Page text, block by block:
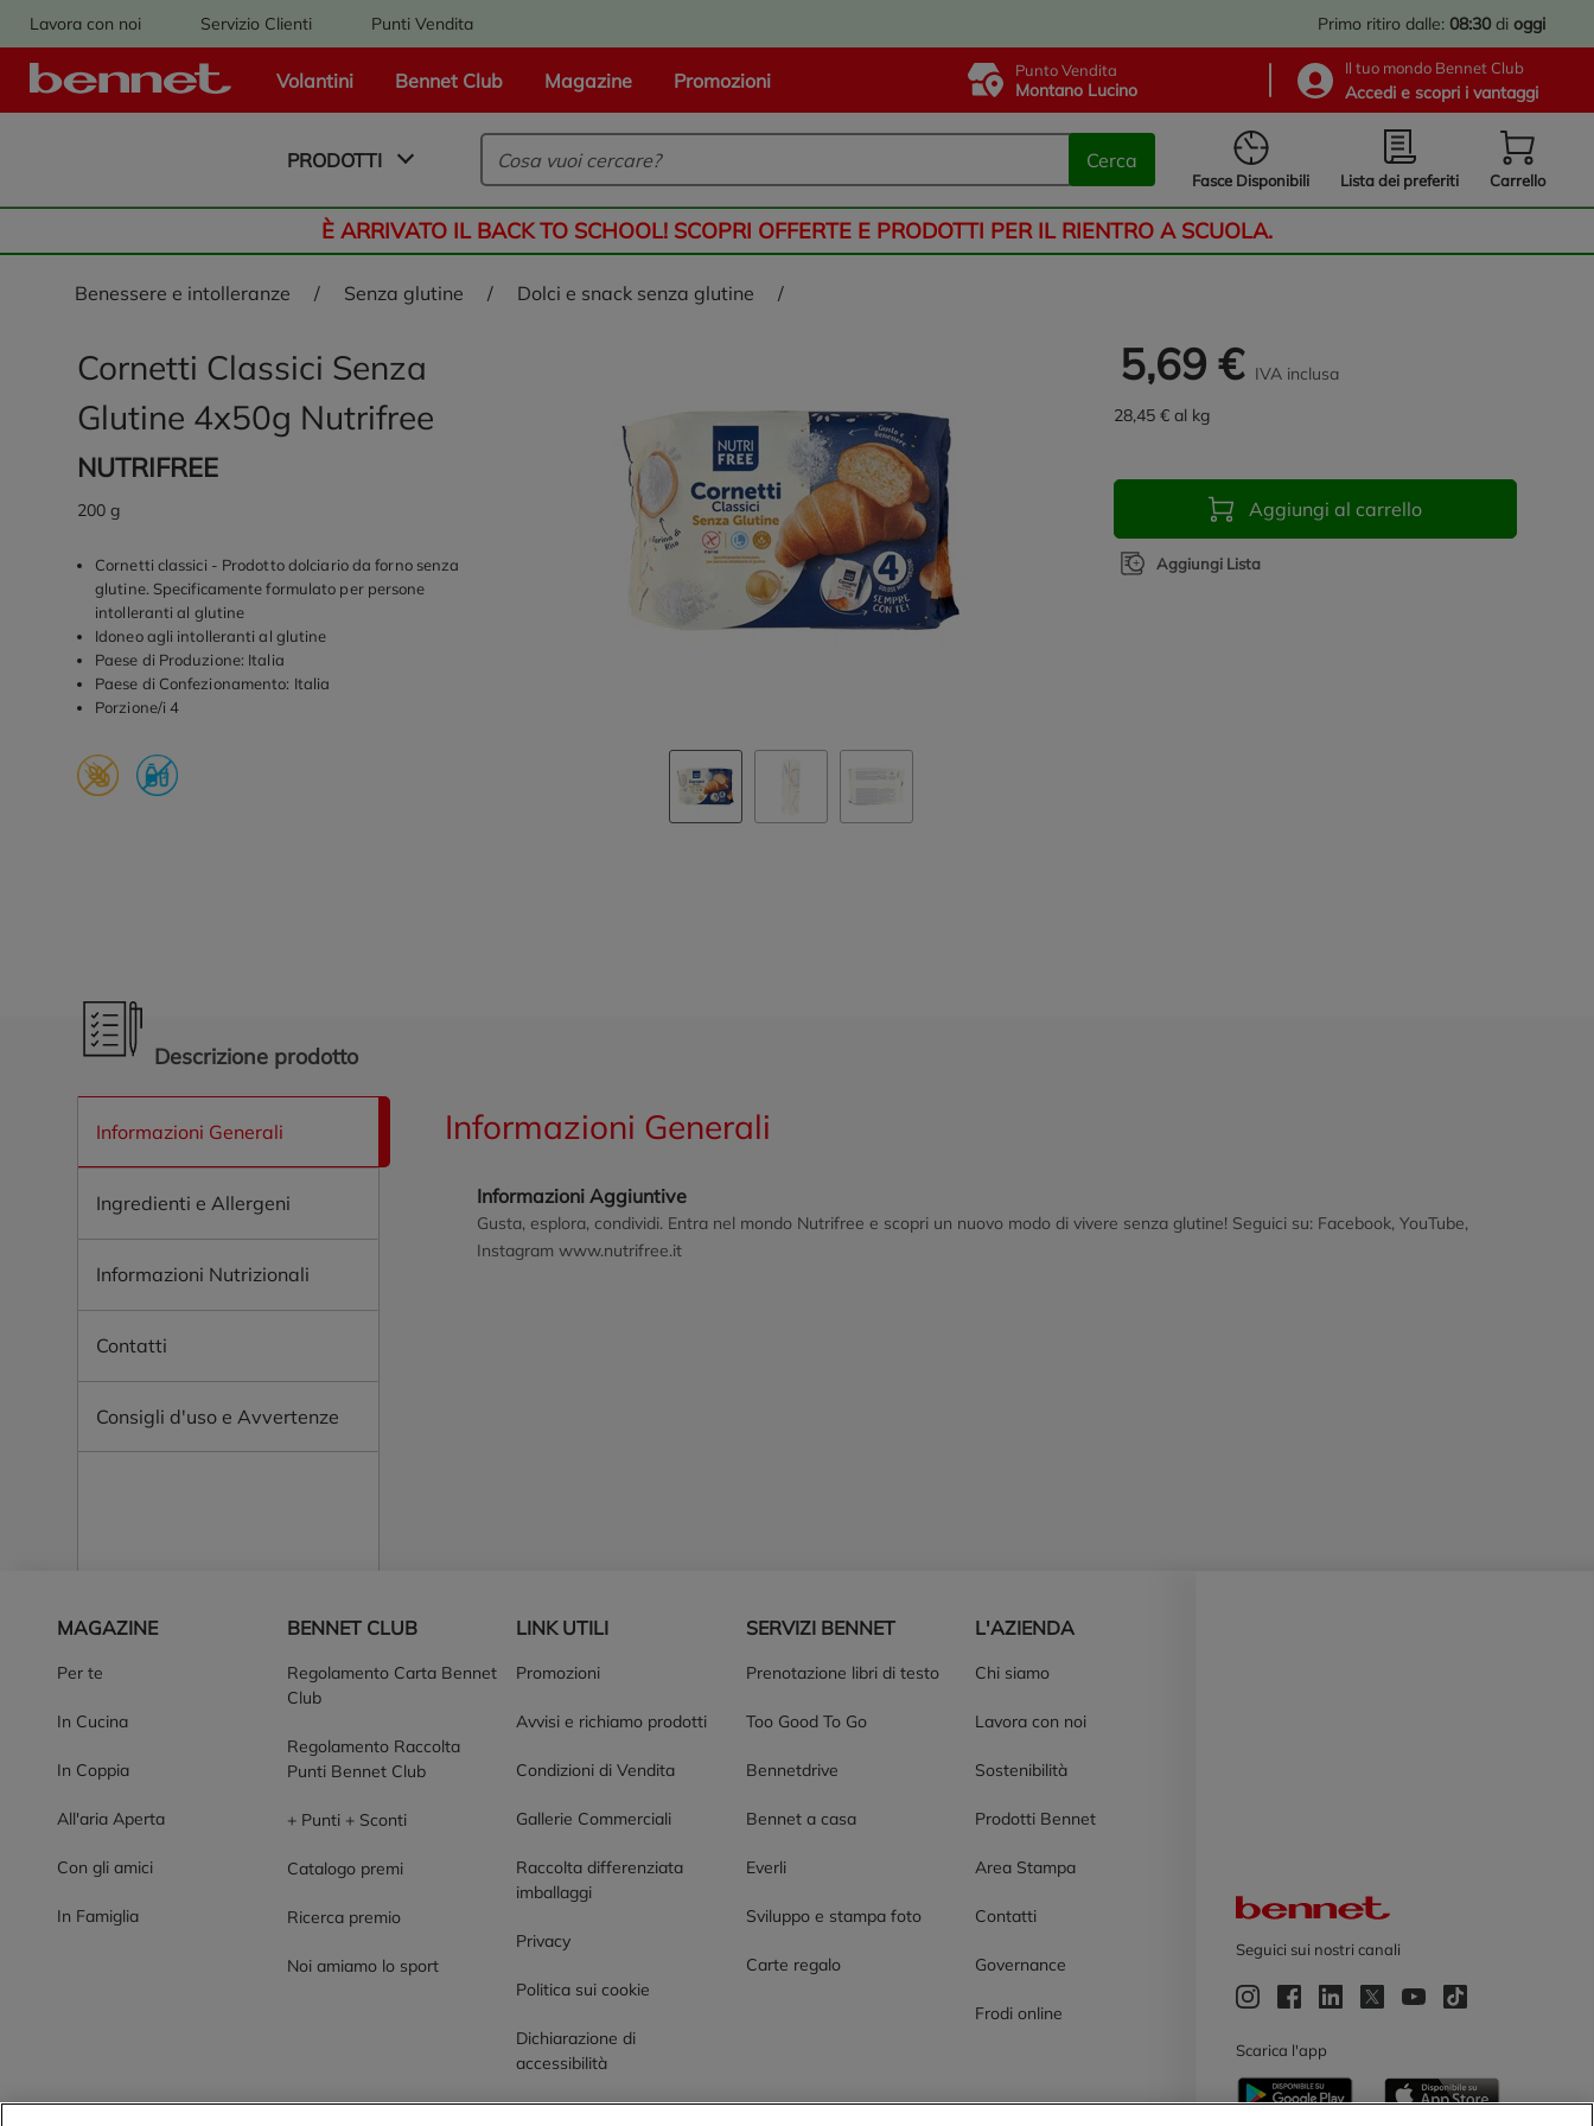
Lavora con noi Servizio Clienti Punti Vendita Primo ritiro dalle: 08:30 di oggi
Volantini Bennet Club Magazine Promozioni Punto Vendita
Montano Lucino
Il tuo mondo Bennet Club
Accedi e scopri i vantaggi
Logo Bennet - Torna alla homepage
PRODOTTI Cerca
Fasce Disponibili Lista dei preferiti Carrello
È ARRIVATO IL BACK TO SCHOOL! SCOPRI OFFERTE E PRODOTTI PER IL RIENTRO A SCUOLA.
benessere e intolleranze / senza glutine / dolci e snack senza glutine /
Cornetti Classici Senza
Glutine 4x50g Nutrifree
NUTRIFREE
200 g
Cornetti classici - Prodotto dolciario da forno senza
glutine. Specificamente formulato per persone
intolleranti al glutine
Idoneo agli intolleranti al glutine
Paese di Produzione: Italia
Paese di Confezionamento: Italia
Porzione/i 4
5,69 € IVA inclusa
28,45 € al kg
Aggiungi al carrello
Aggiungi Lista
Descrizione prodotto
Informazioni Generali
Ingredienti e Allergeni
Informazioni Nutrizionali
Contatti
Consigli d'uso e Avvertenze
Informazioni Generali
Informazioni Aggiuntive
Gusta, esplora, condividi. Entra nel mondo Nutrifree e scopri un nuovo modo di vivere senza glutine! Seguici su: Facebook, YouTube,
Instagram www.nutrifree.it
MAGAZINE
Per te
In Cucina
In Coppia
All'aria Aperta
Con gli amici
In Famiglia
BENNET CLUB
Regolamento Carta Bennet
Club
Regolamento Raccolta
Punti Bennet Club
+ Punti + Sconti
Catalogo premi
Ricerca premio
Noi amiamo lo sport
LINK UTILI
Promozioni
Avvisi e richiamo prodotti
Condizioni di Vendita
Gallerie Commerciali
Raccolta differenziata
imballaggi
Privacy
Politica sui cookie
Dichiarazione di
accessibilità
SERVIZI BENNET
Prenotazione libri di testo
Too Good To Go
Bennetdrive
Bennet a casa
Everli
Sviluppo e stampa foto
Carte regalo
L'AZIENDA
Chi siamo
Lavora con noi
Sostenibilità
Prodotti Bennet
Area Stampa
Contatti
Governance
Frodi online
Seguici sui nostri canali
Scarica l'app